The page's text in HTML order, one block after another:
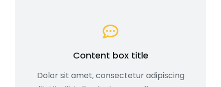
Content box title
Dolor sit amet, consectetur adipiscing